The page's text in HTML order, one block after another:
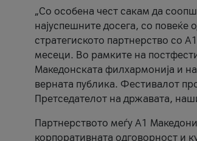
„Со особена чест сакам да
најуспешните досега, со
стратегиското партнерство со
месеци. Во рамките на
Македонската филхармонија и
верната публика. Фестивалот
Претседателот на државата,
Партнерството меѓу A1
корпоративната одговорност и